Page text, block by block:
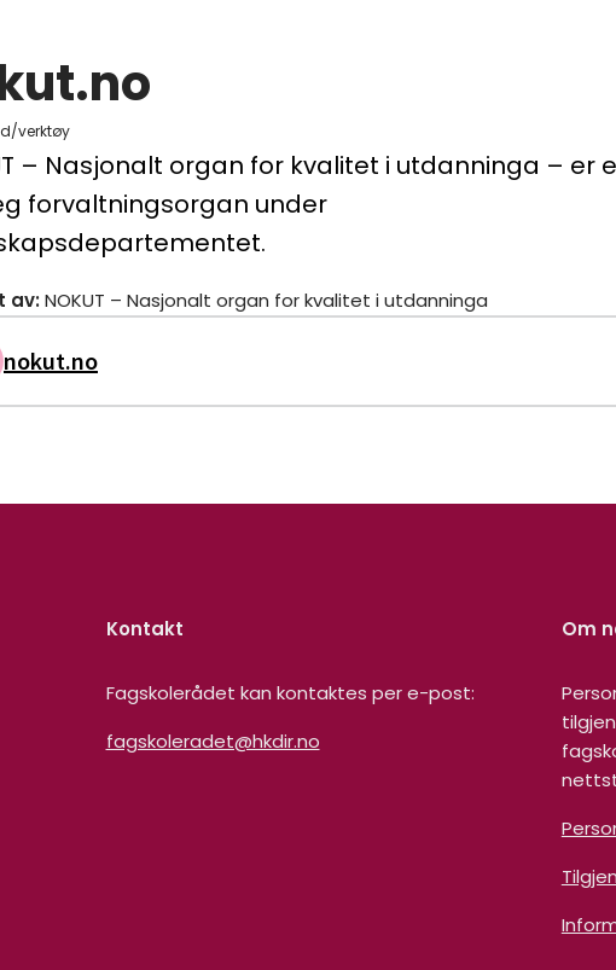
verktøy
– Nasjonalt organ for kvalitet i utdanninga – er
forvaltningsorgan under
av: NOKUT – Nasjonalt organ for kvalitet i utdanninga
nokut.no
Kontakt
Fagskolerådet kan kontaktes per e-post:
fagskoleradet@hkdir.no
Om